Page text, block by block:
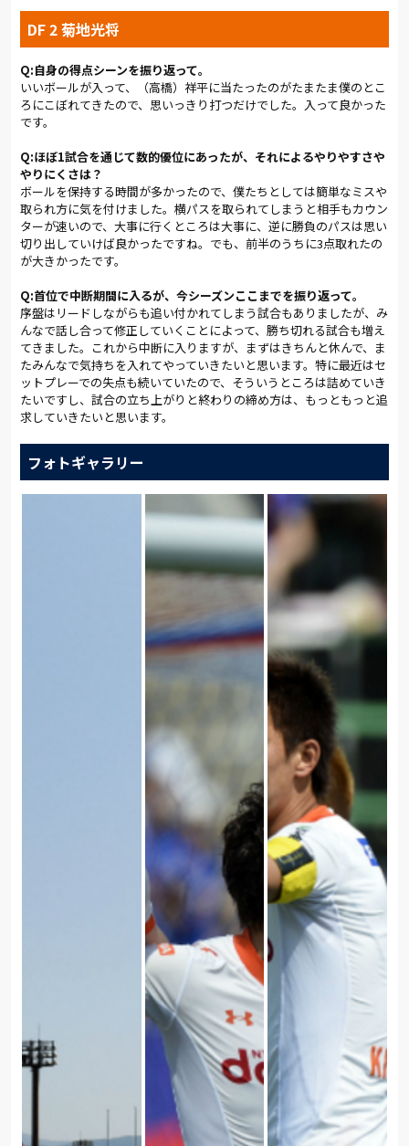
DF 2 菊地光将
Q:自身の得点シーンを振り返って。
いいボールが入って、（高橋）祥平に当たったのがたまたま僕のとこ
ろにこぼれてきたので、思いっきり打つだけでした。入って良かった
です。
Q:ほぼ1試合を通じて数的優位にあったが、それによるやりやすさや
やりにくさは？
ボールを保持する時間が多かったので、僕たちとしては簡単なミスや
取られ方に気を付けました。横パスを取られてしまうと相手もカウン
ターが速いので、大事に行くところは大事に、逆に勝負のパスは思い
切り出していけば良かったですね。でも、前半のうちに3点取れたの
が大きかったです。
Q:首位で中断期間に入るが、今シーズンここまでを振り返って。
序盤はリードしながらも追い付かれてしまう試合もありましたが、み
んなで話し合って修正していくことによって、勝ち切れる試合も増え
てきました。これから中断に入りますが、まずはきちんと休んで、ま
たみんなで気持ちを入れてやっていきたいと思います。特に最近はセ
ットプレーでの失点も続いていたので、そういうところは詰めていき
たいですし、試合の立ち上がりと終わりの締め方は、もっともっと追
求していきたいと思います。
フォトギャラリー